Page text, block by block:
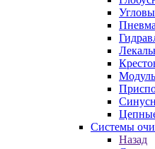
Системы
Назад